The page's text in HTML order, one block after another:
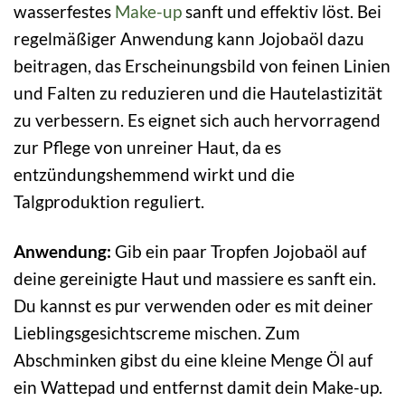
wasserfestes Make-upsanft und effektiv löst. Bei
regelmäßiger Anwendung kann Jojobaöl dazu
beitragen, das Erscheinungsbild von feinen Linien
und Falten zu reduzieren und die Hautelastizität
zu verbessern. Es eignet sich auch hervorragend
zur Pflege von unreiner Haut, da es
entzündungshemmend wirkt und die
Talgproduktion reguliert.
Anwendung: Gib ein paar Tropfen Jojobaöl auf
deine gereinigte Haut und massiere es sanft ein.
Du kannst es pur verwenden oder es mit deiner
Lieblingsgesichtscreme mischen. Zum
Abschminken gibst du eine kleine Menge Öl auf
ein Wattepad und entfernst damit dein Make-up.